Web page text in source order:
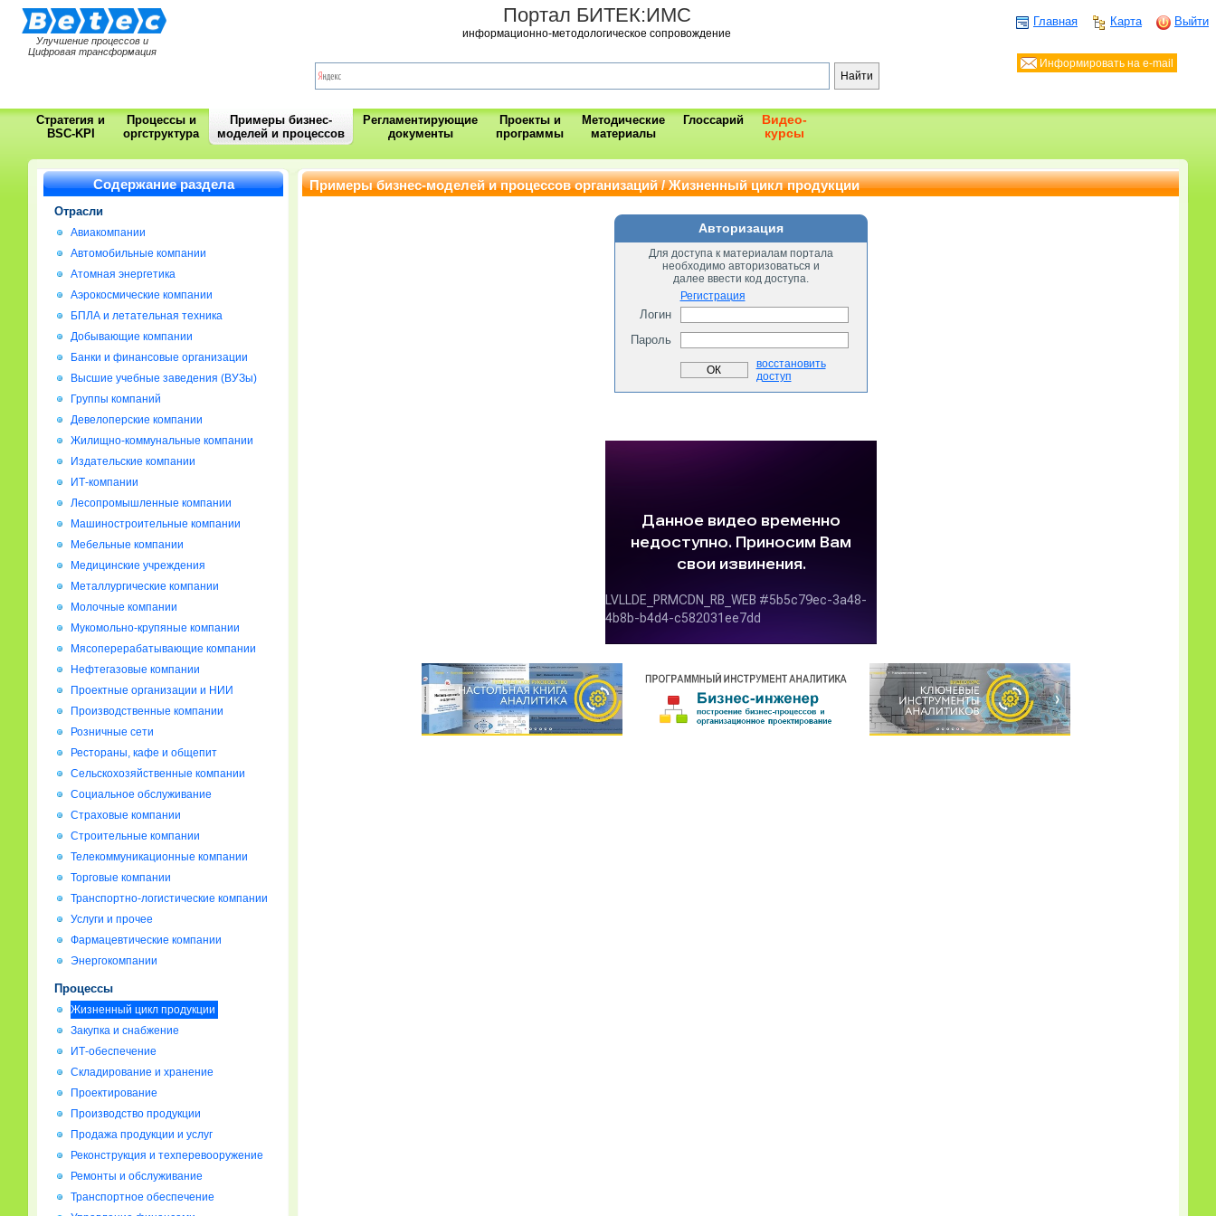
Улучшение процессов и
Цифровая трансформация
Портал БИТЕК:ИМС
информационно-методологическое сопровождение
Главная Карта Выйти
Информировать на e-mail
Стратегия и
BSC-KPI
Процессы и
оргструктура
Примеры бизнес-
моделей и процессов
Регламентирующие
документы
Проекты и
программы
Методические
материалы
Глоссарий
Видео-
курсы
Содержание раздела
Отрасли
Авиакомпании
Автомобильные компании
Атомная энергетика
Аэрокосмические компании
БПЛА и летательная техника
Добывающие компании
Банки и финансовые организации
Высшие учебные заведения (ВУЗы)
Группы компаний
Девелоперские компании
Жилищно-коммунальные компании
Издательские компании
ИТ-компании
Лесопромышленные компании
Машиностроительные компании
Мебельные компании
Медицинские учреждения
Металлургические компании
Молочные компании
Мукомольно-крупяные компании
Мясоперерабатывающие компании
Нефтегазовые компании
Проектные организации и НИИ
Производственные компании
Розничные сети
Рестораны, кафе и общепит
Сельскохозяйственные компании
Социальное обслуживание
Страховые компании
Строительные компании
Телекоммуникационные компании
Торговые компании
Транспортно-логистические компании
Услуги и прочее
Фармацевтические компании
Энергокомпании
Процессы
Жизненный цикл продукции
Закупка и снабжение
ИТ-обеспечение
Складирование и хранение
Проектирование
Производство продукции
Продажа продукции и услуг
Реконструкция и техперевооружение
Ремонты и обслуживание
Транспортное обеспечение
Примеры бизнес-моделей и процессов организаций / Жизненный цикл продукции
Авторизация
Для доступа к материалам портала
необходимо авторизоваться и
далее ввести код доступа.
Регистрация
Логин
Пароль
восстановить
доступ